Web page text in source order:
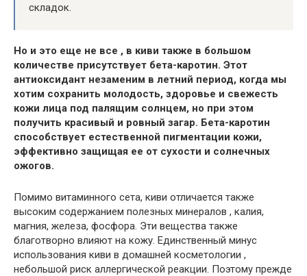
складок.
Но и это еще не все , в киви также в большом
количестве присутствует бета-каротин. Этот
антиоксидант незаменим в летний период, когда мы
хотим сохранить молодость, здоровье и свежесть
кожи лица под палящим солнцем, но при этом
получить красивый и ровный загар. Бета-каротин
способствует естественной пигментации кожи,
эффективно защищая ее от сухости и солнечных
ожогов.
Помимо витаминного сета, киви отличается также
высоким содержанием полезных минералов , калия,
магния, железа, фосфора. Эти вещества также
благотворно влияют на кожу. Единственный минус
использования киви в домашней косметологии ,
небольшой риск аллергической реакции. Поэтому прежде